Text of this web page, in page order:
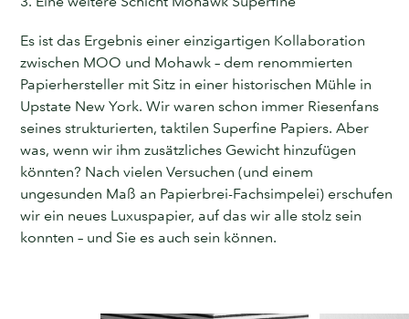
Es ist das Ergebnis einer einzigartigen Kollaboration
zwischen MOO und Mohawk – dem renommierten
Papierhersteller mit Sitz in einer historischen Mühle in
Upstate New York. Wir waren schon immer Riesenfans
seines strukturierten, taktilen Superfine Papiers. Aber
was, wenn wir ihm zusätzliches Gewicht hinzufügen
könnten? Nach vielen Versuchen (und einem
ungesunden Maß an Papierbrei-Fachsimpelei) erschufen
wir ein neues Luxuspapier, auf das wir alle stolz sein
konnten – und Sie es auch sein können.